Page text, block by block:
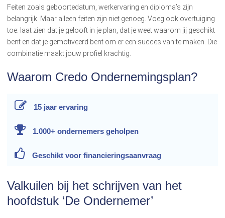
Feiten zoals geboortedatum, werkervaring en diploma’s zijn
belangrijk. Maar alleen feiten zijn niet genoeg. Voeg ook overtuiging
toe: laat zien dat je gelooft in je plan, dat je weet waarom jij geschikt
bent en dat je gemotiveerd bent om er een succes van te maken. Die
combinatie maakt jouw profiel krachtig.
Waarom Credo Ondernemingsplan?
15 jaar ervaring
1.000+ ondernemers geholpen
Geschikt voor financieringsaanvraag
Valkuilen bij het schrijven van het
hoofdstuk ‘De Ondernemer’